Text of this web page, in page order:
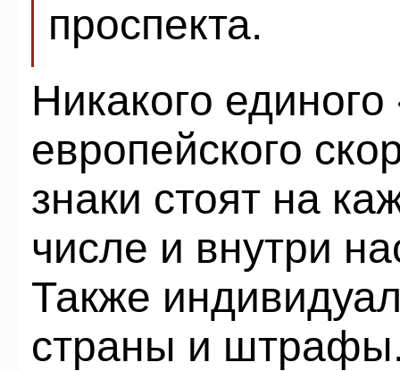
проспекта.
Никакого
европейского
знаки стоят на
числе и внутри
Также
страны и